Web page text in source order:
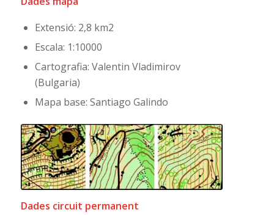
Extensió: 2,8 km2
Escala: 1:10000
Cartografia: Valentin Vladimirov
(Bulgaria)
Mapa base: Santiago Galindo
Dades circuit permanent